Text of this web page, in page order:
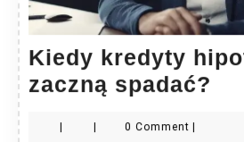
Kiedy kredyty
zaczną spadać?
| | 0 Comment |